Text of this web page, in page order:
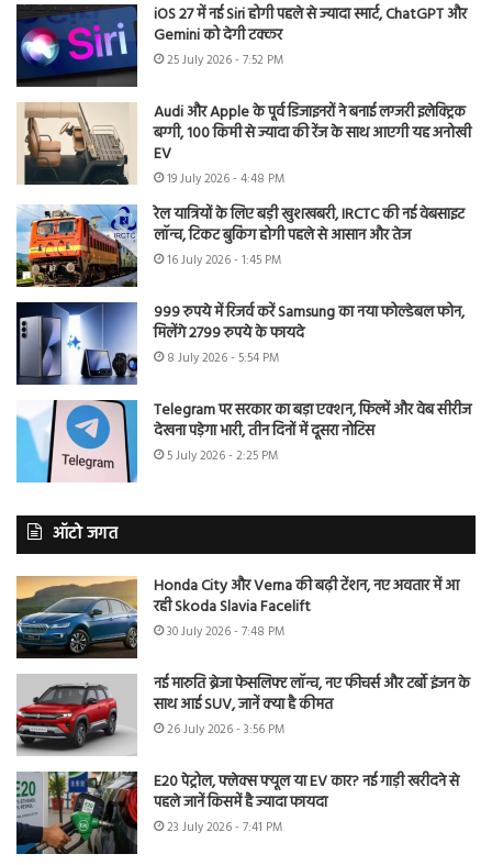
iOS 27 में नई Siri होगी पहले से ज्यादा स्मार्ट, ChatGPT और
Gemini को देगी टक्कर
25 July 2026 - 7:52 PM
Audi और Apple के पूर्व डिजाइनरों ने बनाई लग्जरी इलेक्ट्रिक
बग्गी, 100 किमी से ज्यादा की रेंज के साथ आएगी यह अनोखी
EV
19 July 2026 - 4:48 PM
रेल यात्रियों के लिए बड़ी खुशखबरी, IRCTC की नई वेबसाइट
लॉन्च, टिकट बुकिंग होगी पहले से आसान और तेज
16 July 2026 - 1:45 PM
999 रुपये में रिजर्व करें Samsung का नया फोल्डेबल फोन,
मिलेंगे 2799 रुपये के फायदे
8 July 2026 - 5:54 PM
Telegram पर सरकार का बड़ा एक्शन, फिल्में और वेब सीरीज
देखना पड़ेगा भारी, तीन दिनों में दूसरा नोटिस
5 July 2026 - 2:25 PM
ऑटो जगत
Honda City और Verna की बढ़ी टेंशन, नए अवतार में आ
रही Skoda Slavia Facelift
30 July 2026 - 7:48 PM
नई मारुति ब्रेजा फेसलिफ्ट लॉन्च, नए फीचर्स और टर्बो इंजन के
साथ आई SUV, जानें क्या है कीमत
26 July 2026 - 3:56 PM
E20 पेट्रोल, फ्लेक्स फ्यूल या EV कार? नई गाड़ी खरीदने से
पहले जानें किसमें है ज्यादा फायदा
23 July 2026 - 7:41 PM